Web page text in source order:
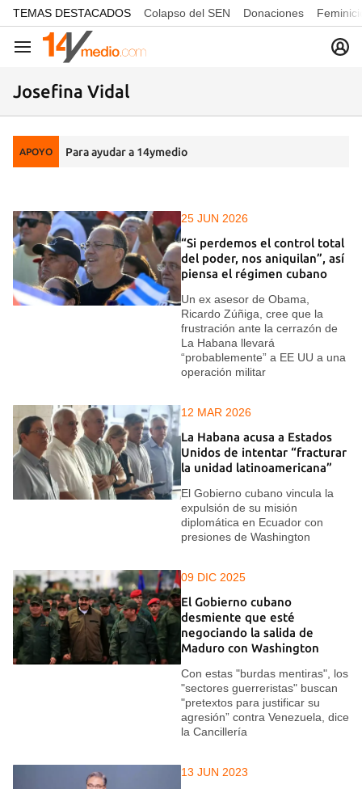
common.go-to-content
TEMAS DESTACADOS Colapso del SEN Donaciones
Navegación
Josefina Vidal
APOYO Para ayudar a 14ymedio
25 JUN 2026
“Si perdemos el control total
del poder, nos aniquilan”, así
piensa el régimen cubano
Un ex asesor de Obama,
Ricardo Zúñiga, cree que la
frustración ante la cerrazón de
La Habana llevará
“probablemente” a EE UU a una
operación militar
12 MAR 2026
La Habana acusa a Estados
Unidos de intentar “fracturar
la unidad latinoamericana”
El Gobierno cubano vincula la
expulsión de su misión
diplomática en Ecuador con
presiones de Washington
09 DIC 2025
El Gobierno cubano
desmiente que esté
negociando la salida de
Maduro con Washington
Con estas "burdas mentiras", los
"sectores guerreristas" buscan
"pretextos para justificar su
agresión” contra Venezuela, dice
la Cancillería
13 JUN 2023